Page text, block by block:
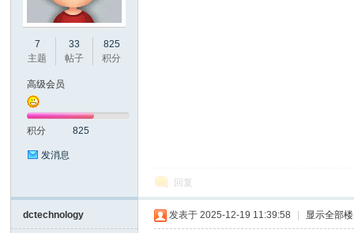
7
主题
33
帖子
825
积分
高级会员
积分 825
发消息
回复
dctechnology 发表于 2025-12-19 11:39:58 显示全部